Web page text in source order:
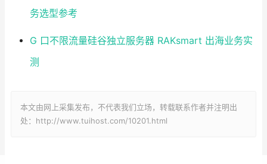
务选型参考
G 口不限流量硅谷独立服务器 RAKsmart 出海业务实
测
本文由网上采集发布，不代表我们立场，转载联系作者并注明出
处：http://www.tuihost.com/10201.html